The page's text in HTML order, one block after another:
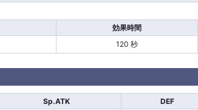
効果時間
120 秒
Sp.ATK DEF